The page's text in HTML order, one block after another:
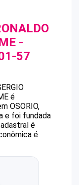
-
57
é
OSORIO,
e foi fundada
é
é